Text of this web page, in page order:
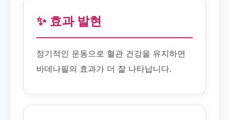
✨ 효과 발현
정기적인 운동으로 혈관 건강을 유지하면
바데나필의 효과가 더 잘 나타납니다.